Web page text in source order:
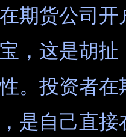
期货公司开
，这是胡扯
。投资者在
是自己直接